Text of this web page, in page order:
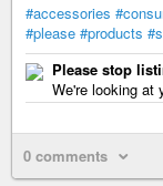
#accessories
#please #products
Please stop
We're looking at
0 comments